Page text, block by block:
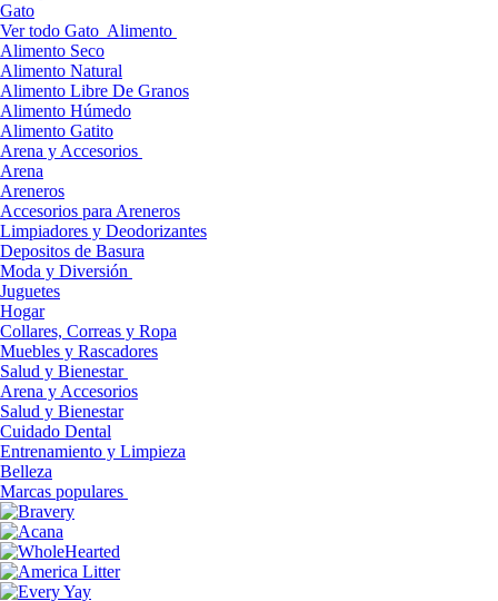
Gato
Ver todo Gato Alimento
Alimento Seco
Alimento Natural
Alimento Libre De Granos
Alimento Húmedo
Alimento Gatito
Arena y Accesorios
Arena
Areneros
Accesorios para Areneros
Limpiadores y Deodorizantes
Depositos de Basura
Moda y Diversión
Juguetes
Hogar
Collares, Correas y Ropa
Muebles y Rascadores
Salud y Bienestar
Arena y Accesorios
Salud y Bienestar
Cuidado Dental
Entrenamiento y Limpieza
Belleza
Marcas populares